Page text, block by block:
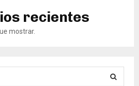
recientes
mostrar.